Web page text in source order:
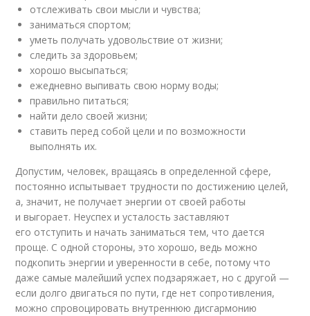
отслеживать свои мысли и чувства;
заниматься спортом;
уметь получать удовольствие от жизни;
следить за здоровьем;
хорошо высыпаться;
ежедневно выпивать свою норму воды;
правильно питаться;
найти дело своей жизни;
ставить перед собой цели и по возможности
выполнять их.
Допустим, человек, вращаясь в определенной сфере,
постоянно испытывает трудности по достижению целей,
а, значит, не получает энергии от своей работы
и выгорает. Неуспех и усталость заставляют
его отступить и начать заниматься тем, что дается
проще. С одной стороны, это хорошо, ведь можно
подкопить энергии и уверенности в себе, потому что
даже самые малейший успех подзаряжает, но с другой —
если долго двигаться по пути, где нет сопротивления,
можно спровоцировать внутреннюю дисгармонию